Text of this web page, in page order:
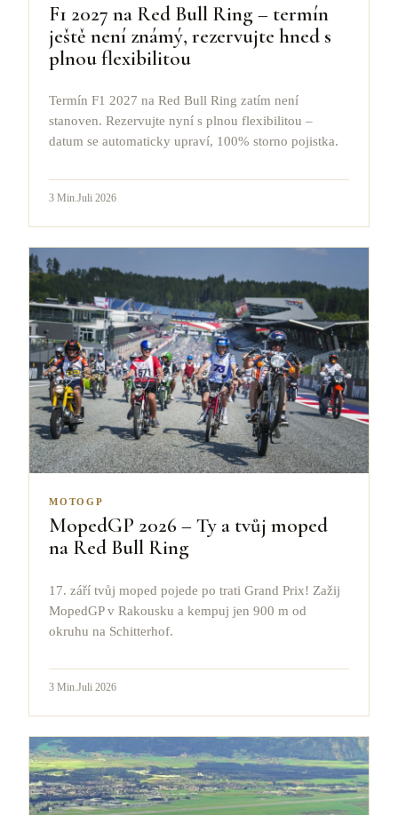
F1 2027 na Red Bull Ring – termín
ještě není známý, rezervujte hned s
plnou flexibilitou
Termín F1 2027 na Red Bull Ring zatím není
stanoven. Rezervujte nyní s plnou flexibilitou –
datum se automaticky upraví, 100% storno pojistka.
3 Min. Juli 2026
MOTOGP
MopedGP 2026 – Ty a tvůj moped
na Red Bull Ring
17. září tvůj moped pojede po trati Grand Prix! Zažij
MopedGP v Rakousku a kempuj jen 900 m od
okruhu na Schitterhof.
3 Min.Juli 2026